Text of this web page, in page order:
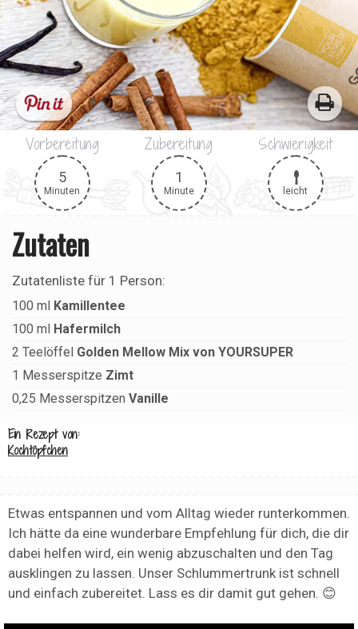
Vorbereitung
5
Minuten
Zubereitung
1
Minute
Schwierigkeit
leicht
Zutaten
Zutatenliste für 1 Person:
100 ml
Kamillentee
100 ml
Hafermilch
2 Teelöffel Golden Mellow Mix von YOURSUPER
1 Messerspitze Zimt
0,25 Messerspitzen Vanille
Ein Rezept von:
Kochtöpfchen
Etwas entspannen und vom Alltag wieder runterkommen.
Ich hätte da eine wunderbare Empfehlung für dich, die dir
dabei helfen wird, ein wenig abzuschalten und den Tag
ausklingen zu lassen. Unser Schlummertrunk ist schnell
und einfach zubereitet. Lass es dir damit gut gehen. 😊